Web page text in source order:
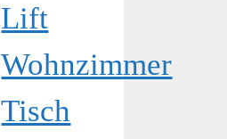
Lift
Wohnzimmer
Tisch